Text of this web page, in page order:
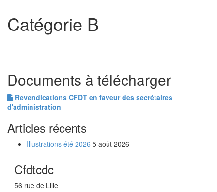
Catégorie B
Documents à télécharger
Revendications CFDT en faveur des secrétaires
d'administration
Articles récents
Illustrations été 2026 5 août 2026
Cfdtcdc
56 rue de Lille